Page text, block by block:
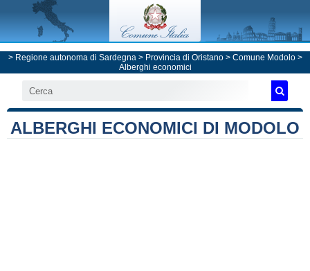
> Regione autonoma di Sardegna> Provincia di Oristano> Comune Modolo>
Alberghi economici
ALBERGHI ECONOMICI DI MODOLO